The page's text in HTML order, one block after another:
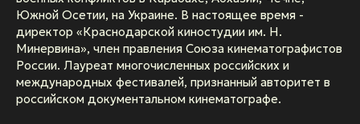
Южной Осетии, на Украине. В настоящее время -
директор «Краснодарской киностудии им. Н.
Минервина», член правления Союза кинематографистов
России. Лауреат многочисленных российских и
международных фестивалей, признанный авторитет в
российском документальном кинематографе.